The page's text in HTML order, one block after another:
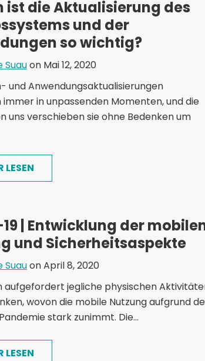
ist die Aktualisierung des
und der
so wichtig?
Suauon Mai 12, 2020
und Anwendungsaktualisierungen
in unpassenden Momenten, und die
uns verschieben sie ohne Bedenken um
LESEN
19 | Entwicklung der
und Sicherheitsaspekte
Suauon April 8, 2020
aufgefordert jegliche physischen
wovon die mobile Nutzung aufgrund
stark zunimmt. Die...
LESEN